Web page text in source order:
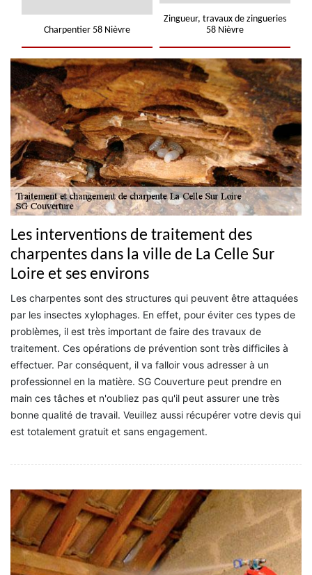
Charpentier 58 Nièvre
Zingueur, travaux de zingueries
58 Nièvre
Les interventions de traitement des
charpentes dans la ville de La Celle Sur
Loire et ses environs
Les charpentes sont des structures qui peuvent être attaquées
par les insectes xylophages. En effet, pour éviter ces types de
problèmes, il est très important de faire des travaux de
traitement. Ces opérations de prévention sont très difficiles à
effectuer. Par conséquent, il va falloir vous adresser à un
professionnel en la matière. SG Couverture peut prendre en
main ces tâches et n'oubliez pas qu'il peut assurer une très
bonne qualité de travail. Veuillez aussi récupérer votre devis qui
est totalement gratuit et sans engagement.